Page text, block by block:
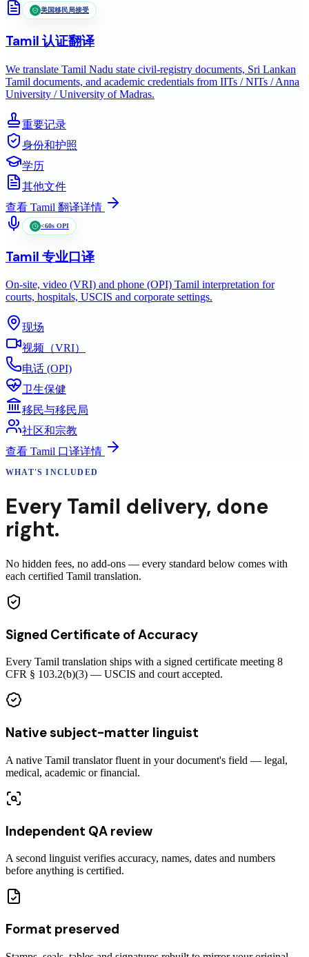
美国移民局接受
Tamil 认证翻译
We translate Tamil Nadu state civil-registry documents, Sri Lankan
Tamil documents, and academic credentials from IITs / NITs / Anna
University / University of Madras.
重要记录
身份和护照
学历
其他文件
查看 Tamil 翻译详情
<60s OPI
Tamil 专业口译
On-site, video (VRI) and phone (OPI) Tamil interpretation for
courts, hospitals, USCIS and corporate settings.
现场
视频（VRI）
电话 (OPI)
卫生保健
移民与移民局
社区和宗教
查看 Tamil 口译详情
WHAT'S INCLUDED
Every Tamil delivery, done
right.
No hidden fees, no add-ons — every standard below comes with
each certified Tamil translation.
Signed Certificate of Accuracy
Every Tamil translation ships with a signed certificate meeting 8
CFR § 103.2(b)(3) — USCIS and court accepted.
Native subject-matter linguist
A native Tamil translator fluent in your document's field — legal,
medical, academic or financial.
Independent QA review
A second linguist verifies accuracy, names, dates and numbers
before anything is certified.
Format preserved